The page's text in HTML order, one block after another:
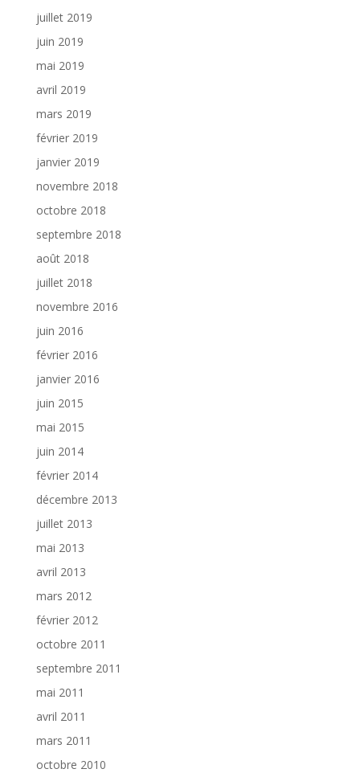
juillet 2019
juin 2019
mai 2019
avril 2019
mars 2019
février 2019
janvier 2019
novembre 2018
octobre 2018
septembre 2018
août 2018
juillet 2018
novembre 2016
juin 2016
février 2016
janvier 2016
juin 2015
mai 2015
juin 2014
février 2014
décembre 2013
juillet 2013
mai 2013
avril 2013
mars 2012
février 2012
octobre 2011
septembre 2011
mai 2011
avril 2011
mars 2011
octobre 2010